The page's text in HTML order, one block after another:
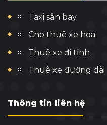
Taxi sân bay
Cho thuê xe hoa
Thuê xe đi tỉnh
Thuê xe đường dài
Thông tin liên hệ